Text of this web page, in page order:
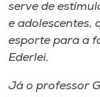
serve ​de
e adolescentes​,
esporte para a
Ederlei.
Já o professor